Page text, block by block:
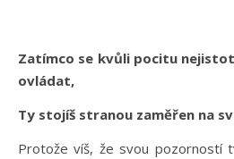
Zatímco se kvůli pocitu
ovládat,
Ty stojíš stranou zaměřen na
Protože víš, že svou pozorností